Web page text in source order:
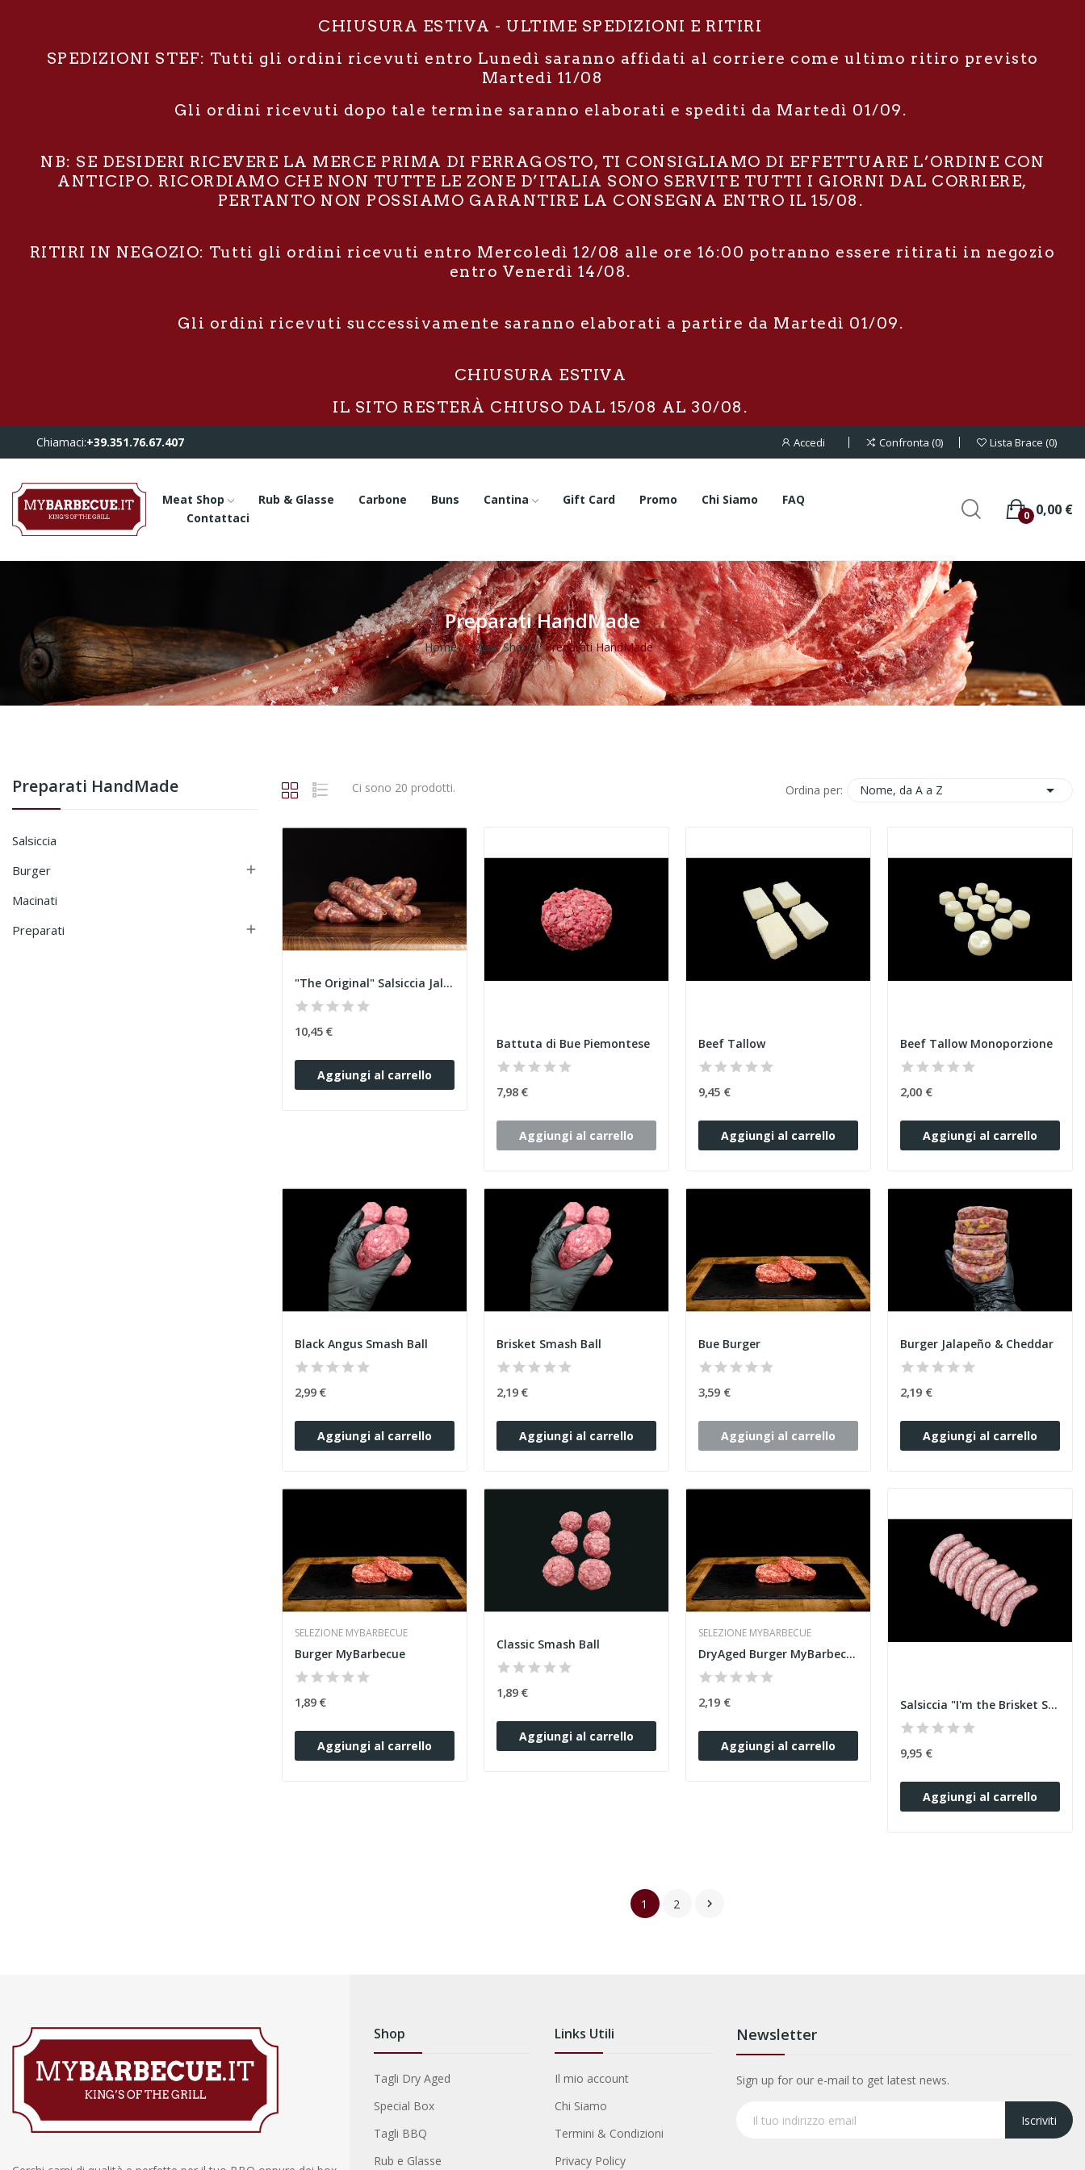
CHIUSURA ESTIVA - ULTIME SPEDIZIONI E RITIRI
SPEDIZIONI STEF: Tutti gli ordini ricevuti entro Lunedì saranno affidati al corriere come ultimo ritiro previsto
Martedì 11/08
Gli ordini ricevuti dopo tale termine saranno elaborati e spediti da Martedì 01/09.
NB: SE DESIDERI RICEVERE LA MERCE PRIMA DI FERRAGOSTO, TI CONSIGLIAMO DI EFFETTUARE L’ORDINE CON
ANTICIPO. RICORDIAMO CHE NON TUTTE LE ZONE D’ITALIA SONO SERVITE TUTTI I GIORNI DAL CORRIERE,
PERTANTO NON POSSIAMO GARANTIRE LA CONSEGNA ENTRO IL 15/08.
RITIRI IN NEGOZIO: Tutti gli ordini ricevuti entro Mercoledì 12/08 alle ore 16:00 potranno essere ritirati in negozio
entro Venerdì 14/08.
Gli ordini ricevuti successivamente saranno elaborati a partire da Martedì 01/09.
CHIUSURA ESTIVA
IL SITO RESTERÀ CHIUSO DAL 15/08 AL 30/08.
Chiamaci:+39.351.76.67.407 Accedi Confronta 0 Lista Brace 0
Meat Shop Rub & Glasse Carbone Buns Cantina Gift Card Promo Chi Siamo
FAQ
Contattaci
0,00 €
0
Preparati HandMade
Home Meat Shop Preparati HandMade
Preparati HandMade
Salsiccia
Burger

Macinati
Preparati

Ci sono 20 prodotti. Ordina per: Nome, da A a Z 
"The Original" Salsiccia Jalapeño & Cheddar...
10,45 €
Aggiungi al carrello
Battuta di Bue Piemontese
7,98 €
Aggiungi al carrello
Beef Tallow
9,45 €
Aggiungi al carrello
Beef Tallow Monoporzione
2,00 €
Aggiungi al carrello
Black Angus Smash Ball
2,99 €
Aggiungi al carrello
Brisket Smash Ball
2,19 €
Aggiungi al carrello
Bue Burger
3,59 €
Aggiungi al carrello
Burger Jalapeño & Cheddar
2,19 €
Aggiungi al carrello
SELEZIONE MYBARBECUE
Burger MyBarbecue
1,89 €
Aggiungi al carrello
Classic Smash Ball
1,89 €
Aggiungi al carrello
SELEZIONE MYBARBECUE
DryAged Burger MyBarbecue
2,19 €
Aggiungi al carrello
Salsiccia "I'm the Brisket Sausages"
9,95 €
Aggiungi al carrello
1 2 
Shop
Tagli Dry Aged
Special Box
Tagli BBQ
Rub e Glasse
Links Utili
Il mio account
Chi Siamo
Termini & Condizioni
Privacy Policy
Newsletter
Sign up for our e-mail to get latest news.
Iscriviti